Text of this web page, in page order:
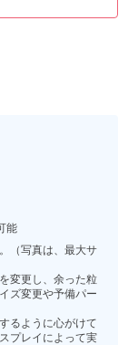
能
（写真は、最大サ
変更し、余った粒
ズ変更や予備パー
るように心がけて
プレイによって実